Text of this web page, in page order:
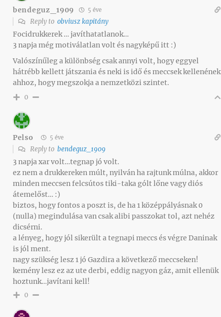
bendeguz_1909 5 éve
Reply to obviusz kapitány
Focidrukkerek … javíthatatlanok…
3 napja még motiválatlan volt és nagyképű itt :)
Valószínűleg a különbség csak annyi volt, hogy eggyel
hátrébb kellett játszania és neki is idő és meccsek kellenének
ahhoz, hogy megszokja a nemzetközi szintet.
0
Pelso 5 éve
Reply to bendeguz_1909
3 napja xar volt…tegnap jó volt.
ez nem a drukkereken múlt, nyilván ha rajtunk múlna, akkor
minden meccsen felcsútos tiki-taka gólt lőne vagy diós
átemelőst… :)
biztos, hogy fontos a poszt is, de ha 1 középpályásnak 0
(nulla) megindulása van csak alibi passzokat tol, azt nehéz
dicsérni.
a lényeg, hogy jól sikerült a tegnapi meccs és végre Daninak
is jól ment.
nagy szükség lesz 1 jó Gazdira a következő meccseken!
kemény lesz ez az ute derbi, eddig nagyon gáz, amit ellenük
hoztunk…javítani kell!
0